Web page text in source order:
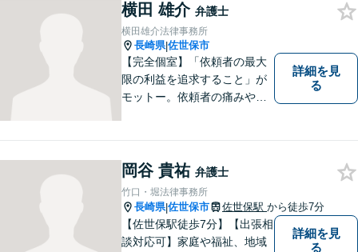
にご相談ください。
横田 雄介 弁護士
横田雄介法律事務所
長崎県|佐世保市
【完全個室】「依頼者の最大
限の利益を追求すること」が
モットー。依頼者の痛みや苦
プの手続きが可能◎【駐車場
あり】
詳細を見
る
岡谷 貴祐 弁護士
竹口・堀法律事務所
長崎県|佐世保市 佐世保駅 から徒歩7分
【佐世保駅徒歩7分】【出張相
談対応可】家庭や福祉、地域
詳細を見
る